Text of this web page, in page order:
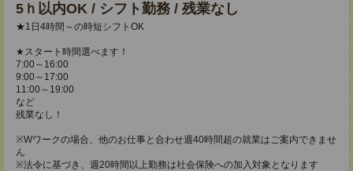
5ｈ以内OK / シフト勤務 / 残業なし
★1日4時間～の時短シフトOK
★スタート時間選べます！
7:00～16:00
9:00～17:00
11:00～19:00
など
残業なし！
※Wワークの場合、他のお仕事と合わせ週40時間超の就業はご案内できませ
ん
※法令に基づき、週20時間以上勤務は社会保険への加入対象となります